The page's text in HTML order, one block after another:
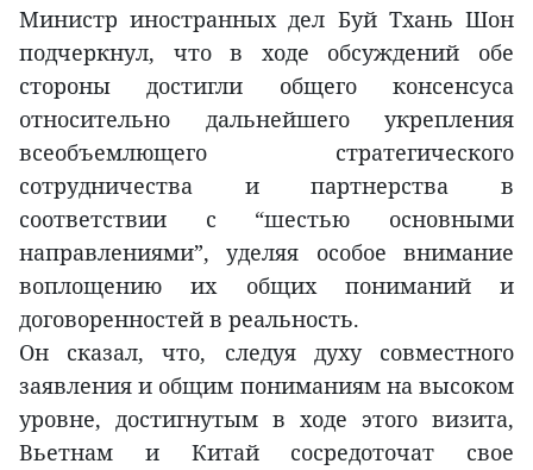
Министр иностранных дел Буй Тхань Шон
подчеркнул, что в ходе обсуждений обе
стороны достигли общего консенсуса
относительно дальнейшего укрепления
всеобъемлющего стратегического
сотрудничества и партнерства в
соответствии с “шестью основными
направлениями”, уделяя особое внимание
воплощению их общих пониманий и
договоренностей в реальность.
Он сказал, что, следуя духу совместного
заявления и общим пониманиям на высоком
уровне, достигнутым в ходе этого визита,
Вьетнам и Китай сосредоточат свое